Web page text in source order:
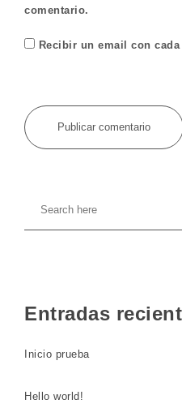
comentario.
Recibir un email con cada
Entradas
Inicio prueba
Hello world!